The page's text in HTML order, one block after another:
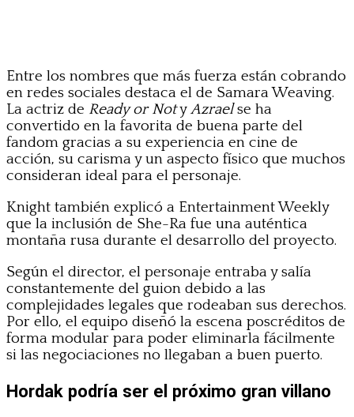
Entre los nombres que más fuerza están cobrando
en redes sociales destaca el de Samara Weaving.
La actriz de Ready or NotyAzraelse ha
convertido en la favorita de buena parte del
fandom gracias a su experiencia en cine de
acción, su carisma y un aspecto físico que muchos
consideran ideal para el personaje.
Knight también explicó a Entertainment Weekly
que la inclusión de She-Ra fue una auténtica
montaña rusa durante el desarrollo del proyecto.
Según el director, el personaje entraba y salía
constantemente del guion debido a las
complejidades legales que rodeaban sus derechos.
Por ello, el equipo diseñó la escena poscréditos de
forma modular para poder eliminarla fácilmente
si las negociaciones no llegaban a buen puerto.
Hordak podría ser el próximo gran villano